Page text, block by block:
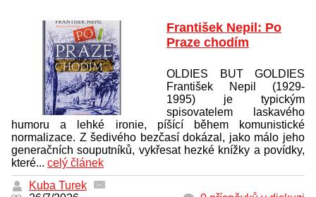
František Nepil: Po
Praze chodím
OLDIES BUT GOLDIES
František Nepil (1929-
1995) je typickým
spisovatelem laskavého
humoru a lehké ironie, píšící během komunistické
normalizace. Z šedivého bezčasí dokázal, jako málo jeho
generačních souputníků, vykřesat hezké knížky a povídky,
které... celý článek
Kuba Turek